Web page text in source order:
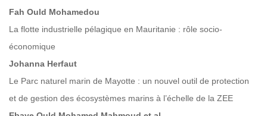
Fah Ould Mohamedou
La flotte industrielle pélagique en Mauritanie : rôle socio-
économique
Johanna Herfaut
Le Parc naturel marin de Mayotte : un nouvel outil de protection
et de gestion des écosystèmes marins à l’échelle de la ZEE